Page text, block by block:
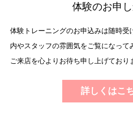
体験のお申
体験トレーニングのお申込みは随時受
内やスタッフの雰囲気をご覧になって
ご来店を心よりお待ち申し上げており
詳しくはこ